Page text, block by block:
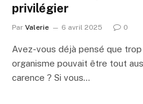
privilégier
Par Valerie 6 avril 2025 0
Avez-vous déjà pensé que
organisme pouvait être tout
carence ? Si vous…